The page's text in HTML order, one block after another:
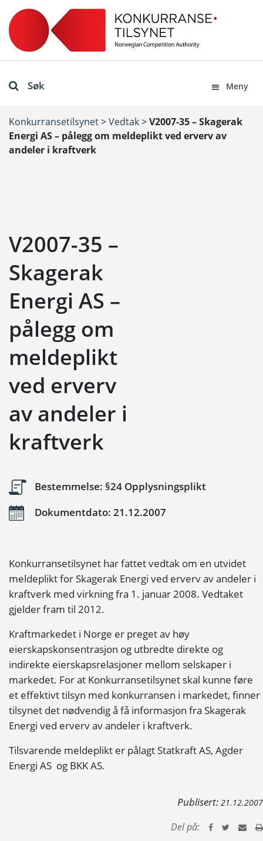
Søk Meny
Konkurransetilsynet>Vedtak>V2007-35 – Skagerak
Energi AS – pålegg om meldeplikt ved erverv av
andeler i kraftverk
V2007-35 –
Skagerak
Energi AS –
pålegg om
meldeplikt
ved erverv
av andeler i
kraftverk
Bestemmelse: §24 Opplysningsplikt
Dokumentdato: 21.12.2007
Konkurransetilsynet har fattet vedtak om en utvidet
meldeplikt for Skagerak Energi ved erverv av andeler i
kraftverk med virkning fra 1. januar 2008. Vedtaket
gjelder fram til 2012.
Kraftmarkedet i Norge er preget av høy
eierskapskonsentrasjon og utbredte direkte og
indirekte eierskapsrelasjoner mellom selskaper i
markedet. For at Konkurransetilsynet skal kunne føre
et effektivt tilsyn med konkurransen i markedet, finner
tilsynet det nødvendig å få informasjon fra Skagerak
Energi ved erverv av andeler i kraftverk.
Tilsvarende meldeplikt er pålagt Statkraft AS, Agder
Energi AS og BKK AS.
Publisert: 21.12.2007
Del på: